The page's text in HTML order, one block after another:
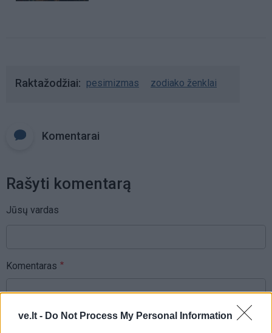
ve.lt - Do Not Process My Personal Information
Raktažodžiai pesimizmas zodiako ženklai
Komentarai
Rašyti komentarą
Jūsų vardas
Komentaras